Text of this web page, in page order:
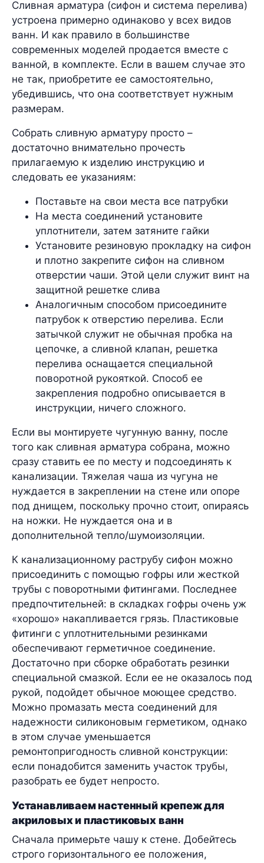
Сливная арматура (сифон и система перелива)
устроена примерно одинаково у всех видов
ванн. И как правило в большинстве
современных моделей продается вместе с
ванной, в комплекте. Если в вашем случае это
не так, приобретите ее самостоятельно,
убедившись, что она соответствует нужным
размерам.
Собрать сливную арматуру просто –
достаточно внимательно прочесть
прилагаемую к изделию инструкцию и
следовать ее указаниям:
Поставьте на свои места все патрубки
На места соединений установите
уплотнители, затем затяните гайки
Установите резиновую прокладку на сифон
и плотно закрепите сифон на сливном
отверстии чаши. Этой цели служит винт на
защитной решетке слива
Аналогичным способом присоедините
патрубок к отверстию перелива. Если
затычкой служит не обычная пробка на
цепочке, а сливной клапан, решетка
перелива оснащается специальной
поворотной рукояткой. Способ ее
закрепления подробно описывается в
инструкции, ничего сложного.
Если вы монтируете чугунную ванну, после
того как сливная арматура собрана, можно
сразу ставить ее по месту и подсоединять к
канализации. Тяжелая чаша из чугуна не
нуждается в закреплении на стене или опоре
под днищем, поскольку прочно стоит, опираясь
на ножки. Не нуждается она и в
дополнительной тепло/шумоизоляции.
К канализационному раструбу сифон можно
присоединить с помощью гофры или жесткой
трубы с поворотными фитингами. Последнее
предпочтительней: в складках гофры очень уж
«хорошо» накапливается грязь. Пластиковые
фитинги с уплотнительными резинками
обеспечивают герметичное соединение.
Достаточно при сборке обработать резинки
специальной смазкой. Если ее не оказалось под
рукой, подойдет обычное моющее средство.
Можно промазать места соединений для
надежности силиконовым герметиком, однако
в этом случае уменьшается
ремонтопригодность сливной конструкции:
если понадобится заменить участок трубы,
разобрать ее будет непросто.
Устанавливаем настенный крепеж для
акриловых и пластиковых ванн
Сначала примерьте чашу к стене. Добейтесь
строго горизонтального ее положения,